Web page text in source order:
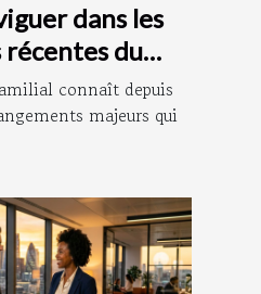
dans les
du
connaît depuis
majeurs qui